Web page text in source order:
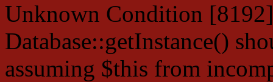
Unknown Condition
Database::getInstance()
assuming $this from